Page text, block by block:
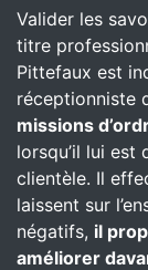
Valider les
titre
Pittefaux est
réceptionniste
missions
lorsqu’il lui est
clientèle. Il
laissent sur
négatifs, il
améliorer